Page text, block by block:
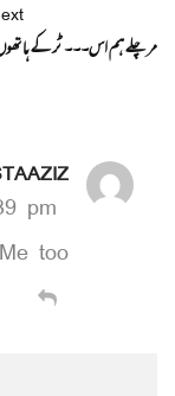
مر چلے ہم اس۔۔۔ ٹر کے
pm
too